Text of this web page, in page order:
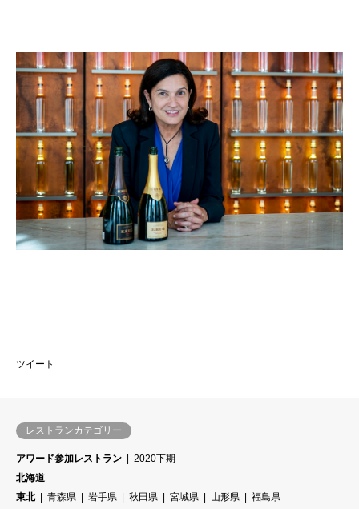
ツイート
レストランカテゴリー
アワード参加レストラン
2020下期
北海道
東北
青森県 岩手県 秋田県 宮城県 山形県
福島県